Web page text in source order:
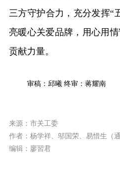
三方守护合力，充分发挥“
亮暖心关爱品牌，用心用
贡献力量。
审稿：邱曦 终审：蒋耀南
来源：市关工委
作者：杨学祥、邬国荣、易惜生（通
编辑：廖習君